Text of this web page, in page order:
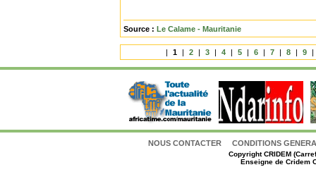
Source : Le Calame - Mauritanie
| 1 | 2 | 3 | 4 | 5 | 6 | 7 | 8 | 9 |
NOUS CONTACTER CONDITIONS
CopyrightCRIDEM
Enseigne de Cridem